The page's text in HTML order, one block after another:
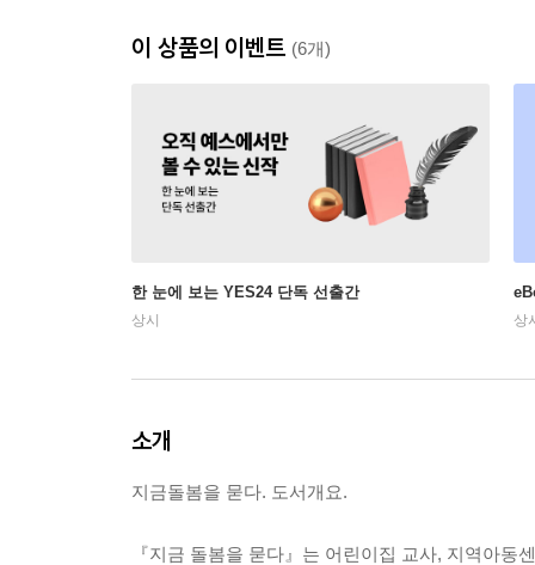
이 상품의 이벤트 (6개)
한 눈에 보는 YES24 단독 선출간
상시 상
소개
지금돌봄을 묻다. 도서개요.
『지금 돌봄을 묻다』는 어린이집 교사, 지역아